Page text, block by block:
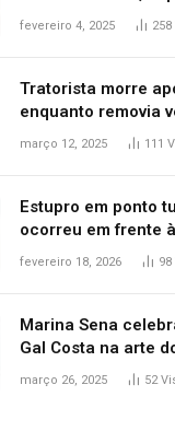
West que apareceu
fevereiro 4, 2025 258
Tratorista morre
enquanto removia
ribanceira de
março 12, 2025 111
Estupro em ponto
ocorreu em frente
segurança; polícia
fevereiro 18, 2026 98
Marina Sena
Gal Costa na arte
naturais’
março 26, 2025 52